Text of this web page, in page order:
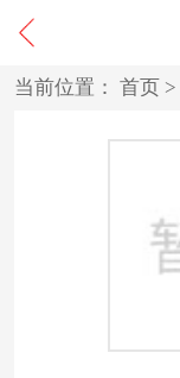
当前位置： 首页 >